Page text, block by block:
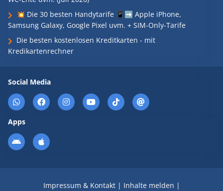
💥 Die 30 besten Handytarife 📱➡️ Apple iPhone,
Samsung Galaxy, Google Pixel uvm. + SIM-Only-Tarife
Die besten kostenlosen Kreditkarten - mit
Kredikartenrechner
Social Media
Apps
Impressum & Kontakt| Inhalte melden |